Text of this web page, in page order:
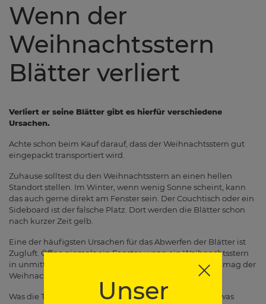
Unser
Wenn der
Weihnachtsstern
Blätter verliert
Verliert er seine Blätter gibt es hierfür verschiedene
Ursachen.
Achte schon beim Kauf darauf, dass der Weihnachtsstern gut
eingepackt transportiert wird.
Zuhause solltest du den Weihnachtsstern an einen hellen
Standort stellen. Im Winter, wenn wenig Sonne scheint, kann
das auch gerne direkt am Fenster sein. Der Couchtisch oder ein
Sideboard ist der falsche Platz. Dort werden die Blätter schon
nach kurzer Zeit gelb.
Eine der häufigsten Ursachen für das Abwerfen der Blätter ist
Zugluft. Öffne niemals ein Fenster, wenn ein Weihnachtsstern
in unmittelbarer Nähe steht. Aber auch warme Zugluft mag der
Weihnachtsstern nicht.
Was die Temperatur betrifft, ist der Weihnachtsstern etwas